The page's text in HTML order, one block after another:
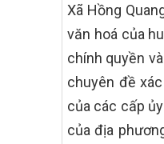
Xã Hồng
văn hoá của
chính quyền
chuyên đề
của các cấp
của địa